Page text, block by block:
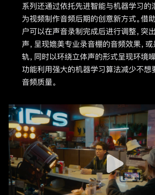
系列还通过依托先进智能与机器学习的
为视频制作音频后期的创意新方式。借
户可以在声音录制完成后进行调整，突
声，呈现媲美专业录音棚的音频效果，
轨，同时以环绕立体声的形式呈现环境
功能利用强大的机器学习算法减少不想
音频质量。